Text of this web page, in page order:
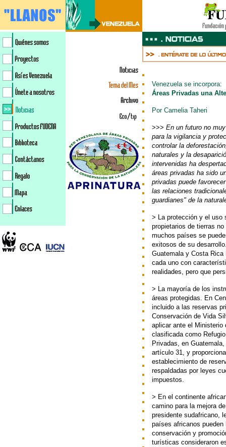
Venezuela se incorpora:
Áreas Privadas una
Por Camelia Taheri
>>> En un futuro no
para la vigilancia y
controlar la
naturales y la
intervenidas ha
áreas privadas ha sido
privadas puede
las relaciones
guardianes" de la
> La protección y el uso
propietarios de tierras
muchos países se
exitosos de su
Guatemala y Costa
cada uno con
realidades, pero que
> La mayoría de los
áreas protegidas. En
incluido a las reservas
Conservación de Vida
aplicar ante el Ministerio
clasificada como
Privadas, en
artículo 31, y
establecimiento de
respaldadas por leyes
impuestos.
> En el continente
camino para la mejora
presidente sudafricano,
países africanos
conservación y
turísticas consideraron